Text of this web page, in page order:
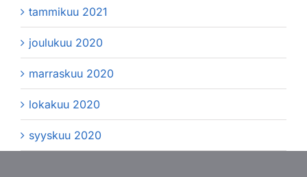
tammikuu 2021
joulukuu 2020
marraskuu 2020
lokakuu 2020
syyskuu 2020